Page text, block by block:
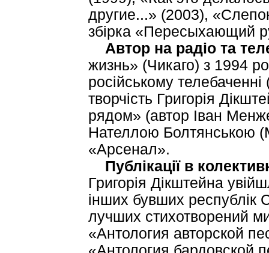
другие...» (2003),
збірка «Пересыхающий
Автор на радіо та
жизнь» (Чикаго) з 1994
російському
творчість Григорія
рядом» (автор Іван
Нателлою Болтянською
«Арсенал».
Публікації в
Григорія Дікштейна
інших бувших
лучших стихотворений
«Антология авторской